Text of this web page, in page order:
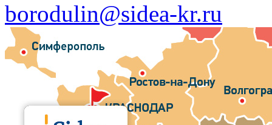
borodulin@sidea-kr.ru